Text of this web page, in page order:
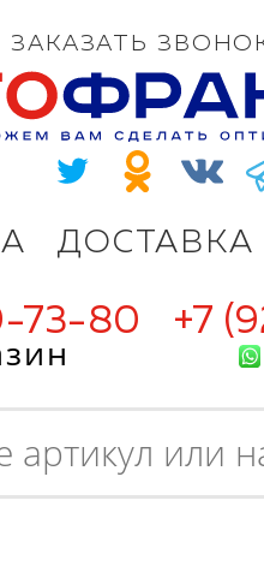
ДОСТАВКА
ЗАКАЗАТЬ
73-80 +7